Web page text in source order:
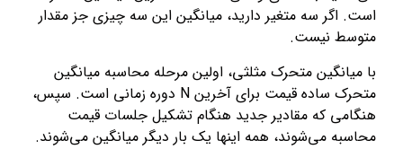
است. اگر سه متغیر دارید، میانگین این سه چیزی جز مقدار
متوسط ​​نیست.
با میانگین متحرک مثلثی، اولین مرحله محاسبه میانگین
متحرک ساده قیمت برای آخرین N دوره زمانی است. سپس،
هنگامی که مقادیر جدید هنگام تشکیل جلسات قیمت
محاسبه می‌شوند، همه اینها یک بار دیگر میانگین می‌شوند.